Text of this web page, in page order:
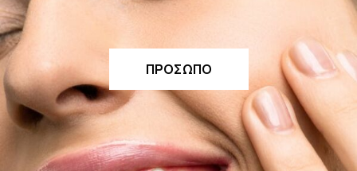
ΠΡOΣΩΠΟ